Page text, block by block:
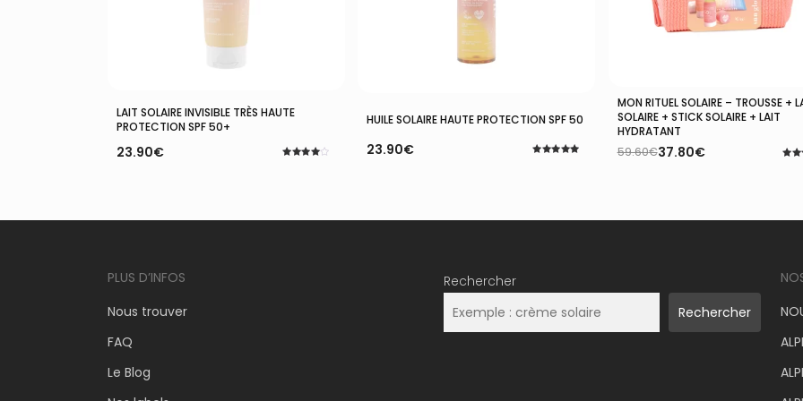
Ajouter Au Panier
LAIT SOLAIRE INVISIBLE TRÈS HAUTE
PROTECTION SPF 50+
23.90€
Ajouter Au Panier
HUILE SOLAIRE HAUTE PROTECTION SPF 50
23.90€
Lire La Suite
MON RITUEL SOLAIRE – TROUSSE +
SOLAIRE + STICK SOLAIRE + LAIT
HYDRATANT
59.60€
Le
37.80€
Le
PLUS D’INFOS
Nous trouver
FAQ
Le Blog
Rechercher
Rechercher